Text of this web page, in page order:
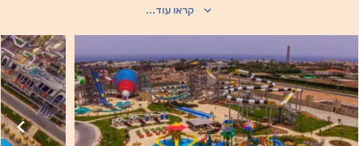
באתר הנופש ממוזג וכולל טלוויזיה בלוויין בעלת מסך שטוח, חלקם
מציעים טרסה או מרפסת ובכולם יש חדר רחצה פרטי עם תוספות,
הכוללות נעלי בית, מוצרי טיפוח ללא תשלום ומייבש שיער. ניתן
למצוא במקום האירוח דלפק קבלה הפועל 24 שעות ביממה,
כספומט, שירות קונסיירז' ומעצב שיער. אתר הנופש פופולרי מאד
בזכות מגלשות המים, בריכות השחייה המגוונות והמגוון הרחב של
ענפי ספורט ופעילויות המיועדות לאנשים בכל הגילאים. תוכלו
קראו עוד...